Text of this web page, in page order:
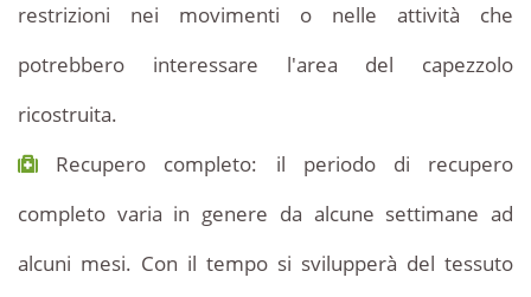
restrizioni nei movimenti o nelle attività che
potrebbero interessare l'area del capezzolo
ricostruita.
Recupero completo: il periodo di recupero
completo varia in genere da alcune settimane ad
alcuni mesi. Con il tempo si svilupperà del tessuto